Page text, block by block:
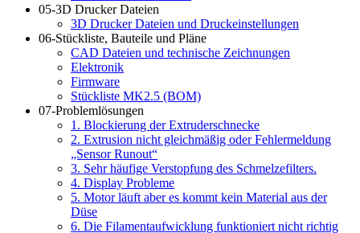
05-3D Drucker Dateien
3D Drucker Dateien und Druckeinstellungen
06-Stückliste, Bauteile und Pläne
CAD Dateien und technische Zeichnungen
Elektronik
Firmware
Stückliste MK2.5 (BOM)
07-Problemlösungen
1. Blockierung der Extruderschnecke
2. Extrusion nicht gleichmäßig oder Fehlermeldung
„Sensor Runout“
3. Sehr häufige Verstopfung des Schmelzefilters.
4. Display Probleme
5. Motor läuft aber es kommt kein Material aus der
Düse
6. Die Filamentaufwicklung funktioniert nicht richtig